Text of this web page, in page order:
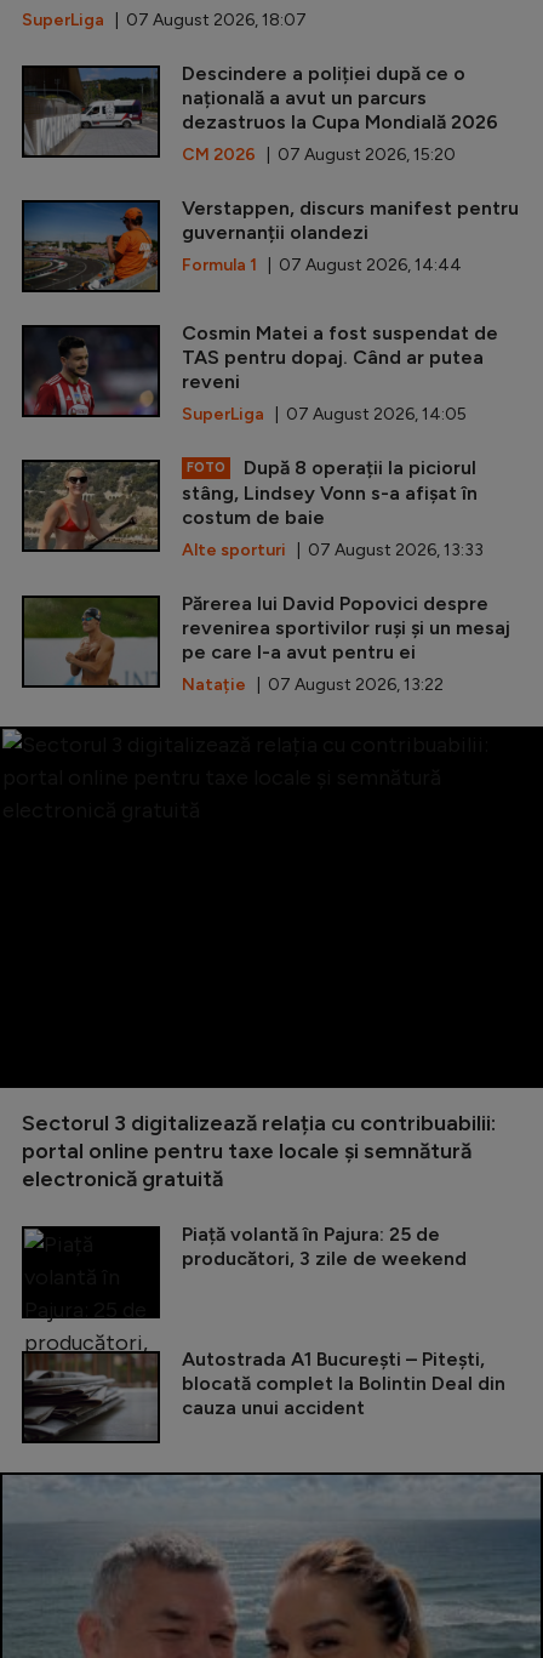
SuperLiga | 07 August 2026, 18:07
Descindere a poliției după ce o
națională a avut un parcurs
dezastruos la Cupa Mondială 2026
CM 2026 | 07 August 2026, 15:20
Verstappen, discurs manifest pentru
guvernanții olandezi
Formula 1 | 07 August 2026, 14:44
Cosmin Matei a fost suspendat de
TAS pentru dopaj. Când ar putea
reveni
SuperLiga | 07 August 2026, 14:05
FOTO
După 8 operații la piciorul
stâng, Lindsey Vonn s-a afișat în
costum de baie
Alte sporturi | 07 August 2026, 13:33
Părerea lui David Popovici despre
revenirea sportivilor ruși și un mesaj
pe care l-a avut pentru ei
Natație | 07 August 2026, 13:22
Sectorul 3 digitalizează relația cu contribuabilii:
portal online pentru taxe locale și semnătură
electronică gratuită
Piață volantă în Pajura: 25 de
producători, 3 zile de weekend
Autostrada A1 București – Pitești,
blocată complet la Bolintin Deal din
cauza unui accident